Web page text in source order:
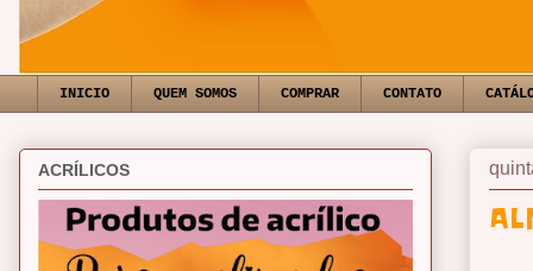
INICIO QUEM SOMOS COMPRAR CONTATO
ACRÍLICOS